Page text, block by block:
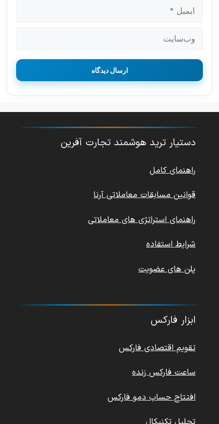
ایمیل
وب‌سایت
دستیار ترید هوشمند تجارت آفرین
راهنمای کامل
قوانین مسابقات معاملاتی آرنا
راهنمای استراتژی های معاملاتی
شرایط استفاده
پلن های عضویت
ابزار فارکس
تقویم اقتصادی فارکس
ساعت فارکس زنده
افتتاح حساب دمو فارکس